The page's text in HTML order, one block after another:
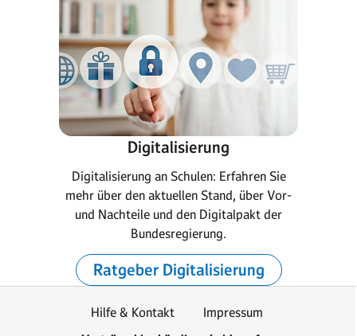
Digitalisierung
Digitalisierung an Schulen: Erfahren Sie
mehr über den aktuellen Stand, über Vor-
und Nachteile und den Digitalpakt der
Bundesregierung.
Ratgeber Digitalisierung
Hilfe & Kontakt Impressum